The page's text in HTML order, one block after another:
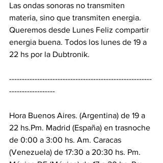
Las ondas sonoras no transmiten
materia, sino que transmiten energia.
Queremos desde Lunes Feliz compartir
energia buena. Todos los lunes de 19 a
22 hs por la Dubtronik.
--------------------------------------------------------
------------------
Hora Buenos Aires. (Argentina) de 19 a
22 hs.Pm. Madrid (España) en trasnoche
de 0:00 a 3:00 hs. Am. Caracas
(Venezuela) de 17:30 a 20:30 hs. Pm.